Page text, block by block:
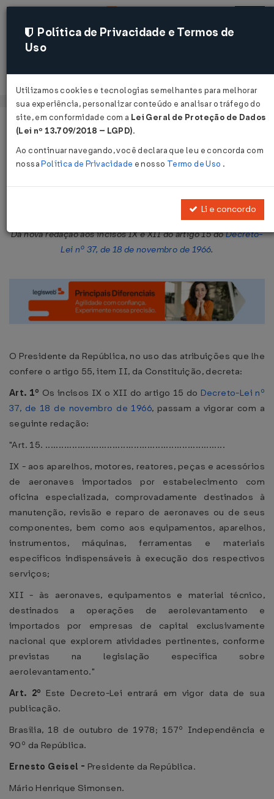
Acessar
Página Inicial Legislações
Decreto-Lei nº 1.639 de 18/10/1978
Publicado no DOU em 19 out 1978
Dá nova redação aos incisos IX e XII do artigo 15 doDecreto-
Lei nº 37, de 18 de novembro de 1966.
O Presidente da República, no uso das atribuições que lhe
confere o artigo 55, item II, da Constituição, decreta:
Art. 1º Os incisos IX o XII do artigo 15 do Decreto-Lei nº
37, de 18 de novembro de 1966, passam a vigorar com a
seguinte redação:
"Art. 15. ...................................................................
IX - aos aparelhos, motores, reatores, peças e acessórios
de aeronaves importados por estabelecimento com
oficina especializada, comprovadamente destinados à
manutenção, revisão e reparo de aeronaves ou de seus
componentes, bem como aos equipamentos, aparelhos,
instrumentos, máquinas, ferramentas e materiais
específicos indispensáveis à execução dos respectivos
serviços;
XII - às aeronaves, equipamentos e material técnico,
destinados a operações de aerolevantamento e
importados por empresas de capital exclusivamente
nacional que explorem atividades pertinentes, conforme
previstas na legislação específica sobre
aerolevantamento."
Art. 2º Este Decreto-Lei entrará em vigor data de sua
publicação.
Brasília, 18 de outubro de 1978; 157º Independência e
90º da República.
Ernesto Geisel - Presidente da República.
Mário Henrique Simonsen.
Política de Privacidade e Termos de
Uso
Utilizamos cookies e tecnologias semelhantes para melhorar
sua experiência, personalizar conteúdo e analisar o tráfego do
site, em conformidade com a Lei Geral de Proteção de Dados
(Lei nº 13.709/2018 – LGPD).
Ao continuar navegando, você declara que leu e concorda com
nossaPolítica de Privacidade e nosso Termo de Uso .
Li e concordo